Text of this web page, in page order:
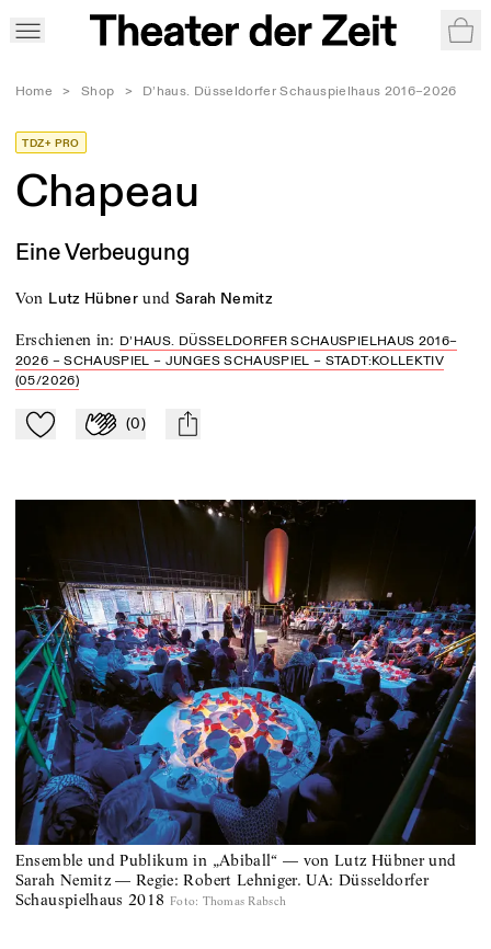
Home > Shop > D’haus. Düsseldorfer Schauspielhaus 2016–2026
TDZ+ PRO
Chapeau
Eine Verbeugung
von Lutz Hübner und Sarah Nemitz
Erschienen in: D’HAUS. DÜSSELDORFER SCHAUSPIELHAUS 2016–
2026 – SCHAUSPIEL – JUNGES SCHAUSPIEL – STADT:KOLLEKTIV
(05/2026)
Zu Mein-TdZ hinzufügen
Applaudieren
(0) mail
Ensemble und Publikum in „Abiball“ — von Lutz Hübner und
Sarah Nemitz — Regie: Robert Lehniger. UA: Düsseldorfer
Schauspielhaus 2018 Foto: Thomas Rabsch